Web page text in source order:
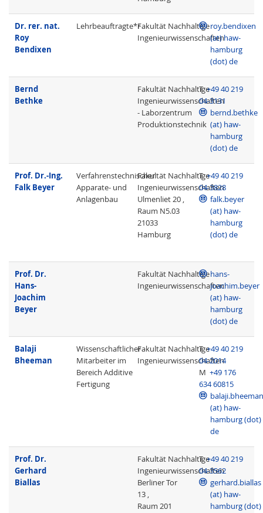
Dr. rer. nat.
Roy
Bendixen
Lehrbeauftragte*rFakultät Nachhaltige
Ingenieurwissenschaften
roy.bendixen
(at) haw-
hamburg
(dot) de
Bernd
Bethke
Fakultät Nachhaltige
Ingenieurwissenschaften
- Laborzentrum
Produktionstechnik
T +49 40 219
04-3131
bernd.bethke
(at) haw-
hamburg
(dot) de
Prof. Dr.-Ing.
Falk Beyer
Verfahrenstechnischer
Apparate- und
Anlagenbau
Fakultät Nachhaltige
Ingenieurwissenschaften
Ulmenliet 20 ,
Raum N5.03
21033
Hamburg
T +49 40 219
04-3828
falk.beyer
(at) haw-
hamburg
(dot) de
Prof. Dr.
Hans-
Joachim
Beyer
Fakultät Nachhaltige
Ingenieurwissenschaften
hans-
joachim.beyer
(at) haw-
hamburg
(dot) de
Balaji
Bheeman
Wissenschaftlicher
Mitarbeiter im
Bereich Additive
Fertigung
Fakultät Nachhaltige
Ingenieurwissenschaften
T +49 40 219
04-2014
M +49 176
634 60815
balaji.bheeman
(at) haw-
hamburg (dot)
de
Prof. Dr.
Gerhard
Biallas
Fakultät Nachhaltige
Ingenieurwissenschaften
Berliner Tor
13 ,
Raum 201
T +49 40 219
04-3562
gerhard.biallas
(at) haw-
hamburg (dot)